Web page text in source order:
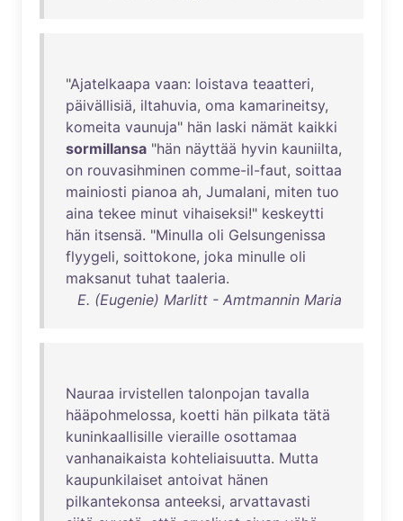
"Ajatelkaapa vaan: loistava teaatteri,
päivällisiä, iltahuvia, oma kamarineitsy,
komeita vaunuja" hän laski nämät kaikki
sormillansa "hän näyttää hyvin kauniilta,
on rouvasihminen comme-il-faut, soittaa
mainiosti pianoa ah, Jumalani, miten tuo
aina tekee minut vihaiseksi!" keskeytti
hän itsensä. "Minulla oli Gelsungenissa
flyygeli, soittokone, joka minulle oli
maksanut tuhat taaleria.
E. (Eugenie) Marlitt - Amtmannin Maria
Nauraa irvistellen talonpojan tavalla
hääpohmelossa, koetti hän pilkata tätä
kuninkaallisille vieraille osottamaa
vanhanaikaista kohteliaisuutta. Mutta
kaupunkilaiset antoivat hänen
pilkantekonsa anteeksi, arvattavasti